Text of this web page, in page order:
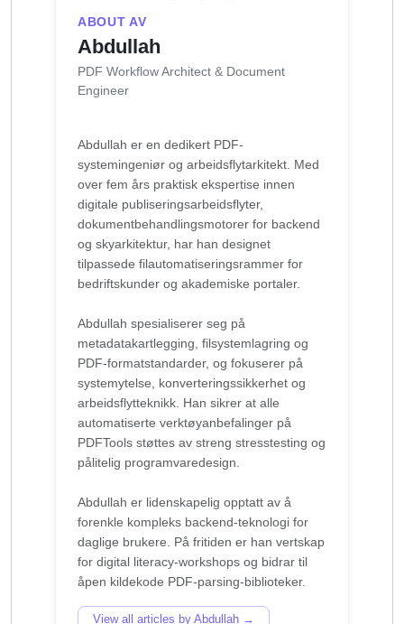
ABOUT AV
Abdullah
PDF Workflow Architect & Document
Engineer
Abdullah er en dedikert PDF-
systemingeniør og arbeidsflytarkitekt. Med
over fem års praktisk ekspertise innen
digitale publiseringsarbeidsflyter,
dokumentbehandlingsmotorer for backend
og skyarkitektur, har han designet
tilpassede filautomatiseringsrammer for
bedriftskunder og akademiske portaler.
Abdullah spesialiserer seg på
metadatakartlegging, filsystemlagring og
PDF-formatstandarder, og fokuserer på
systemytelse, konverteringssikkerhet og
arbeidsflytteknikk. Han sikrer at alle
automatiserte verktøyanbefalinger på
PDFTools støttes av streng stresstesting og
pålitelig programvaredesign.
Abdullah er lidenskapelig opptatt av å
forenkle kompleks backend-teknologi for
daglige brukere. På fritiden er han vertskap
for digital literacy-workshops og bidrar til
View all articles by Abdullah →